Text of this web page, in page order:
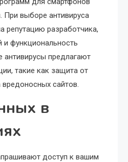
выборе антивируса
репутацию разработчика,
и функциональность
предлагают
такие как защита от
сайтов.
в
доступ к вашим